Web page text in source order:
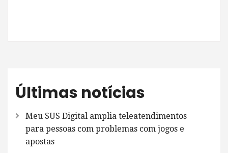
Últimas notícias
Meu SUS Digital amplia teleatendimentos
para pessoas com problemas com jogos e
apostas